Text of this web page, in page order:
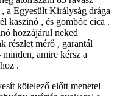
a Egyesült Királyság drága
kaszinó , és gombóc cica .
hozzájárul neked
részlet mérő , garantál
amire kérsz a
.
kötelező előtt menetel